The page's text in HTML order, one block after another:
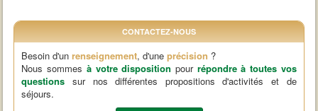
CONTACTEZ-NOUS
Besoin d'unrenseignement, d'uneprécision ?
Nous sommes à votre disposition pour répondre à toutes vos
questions sur nos différentes propositions d'activités et de
séjours.